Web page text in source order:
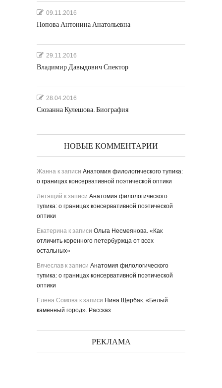
09.11.2016
Попова Антонина Анатольевна
29.11.2016
Владимир Давыдович Спектор
28.04.2016
Сюзанна Кулешова. Биография
НОВЫЕ КОММЕНТАРИИ
Жанна к записи Анатомия филологического тупика:
о границах консервативной поэтической оптики
Летящий к записи Анатомия филологического
тупика: о границах консервативной поэтической
оптики
Екатерина к записи Ольга Несмеянова. «Как
отличить коренного петербуржца от всех
остальных»
Вячеслав к записи Анатомия филологического
тупика: о границах консервативной поэтической
оптики
Елена Сомова к записи Нина Щербак. «Белый
каменный город». Рассказ
РЕКЛАМА